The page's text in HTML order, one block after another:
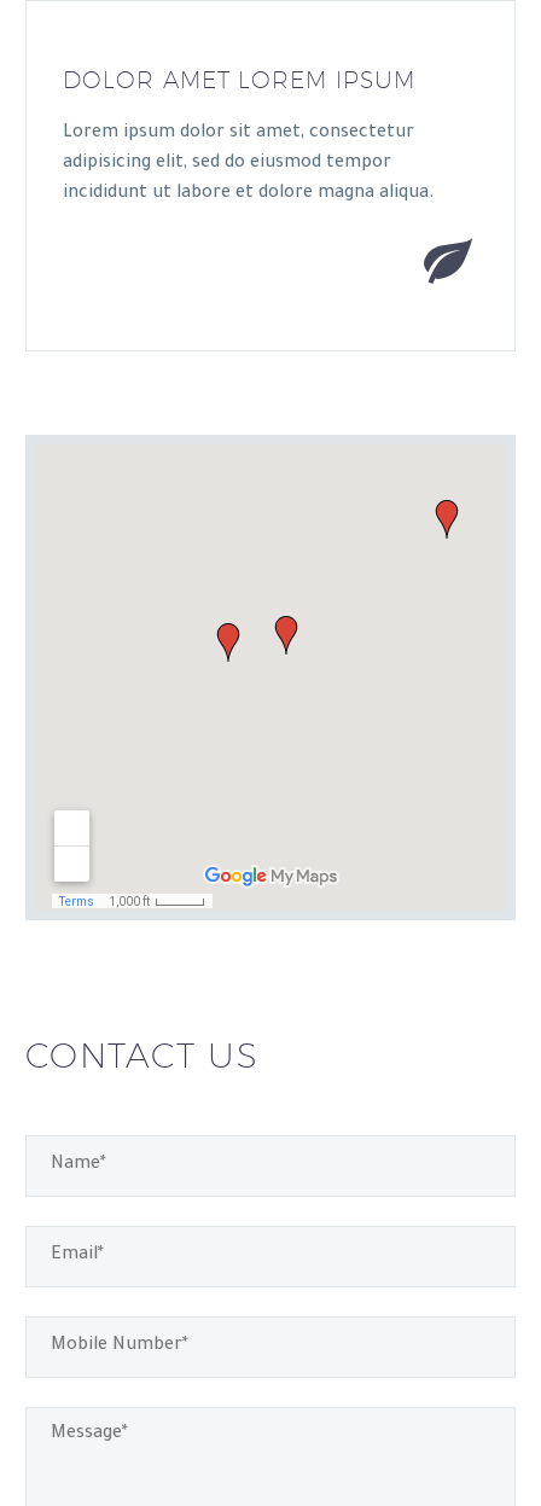
DOLOR AMET LOREM IPSUM
Lorem ipsum dolor sit amet, consectetur
adipisicing elit, sed do eiusmod tempor
incididunt ut labore et dolore magna aliqua.


CONTACT US